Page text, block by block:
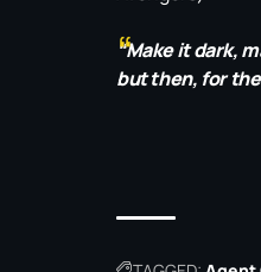
“Make it dark,
but then, for